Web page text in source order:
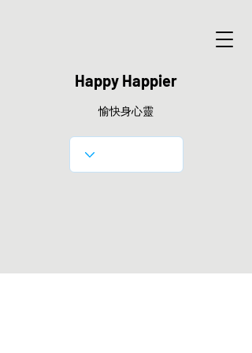
Happy Happier
愉快身心靈